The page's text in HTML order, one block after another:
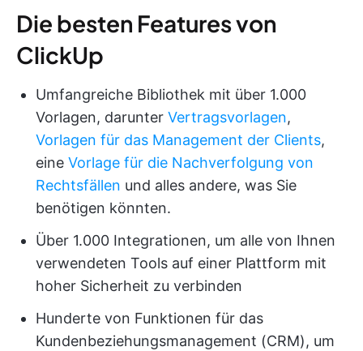
Die besten Features von
ClickUp
Umfangreiche Bibliothek mit über 1.000
Vorlagen, darunter Vertragsvorlagen,
Vorlagen für das Management der Clients,
eine Vorlage für die Nachverfolgung von
Rechtsfällen und alles andere, was Sie
benötigen könnten.
Über 1.000 Integrationen, um alle von Ihnen
verwendeten Tools auf einer Plattform mit
hoher Sicherheit zu verbinden
Hunderte von Funktionen für das
Kundenbeziehungsmanagement (CRM), um